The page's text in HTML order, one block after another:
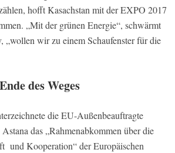
hofft Kasachstan mit der EXPO 2017
„Mit der grünen Energie“, schwärmt
„wollen wir zu einem Schaufenster für die
des Weges
die EU-Außenbeauftragte
das „Rahmenabkommen über die
und Kooperation“ der Europäischen